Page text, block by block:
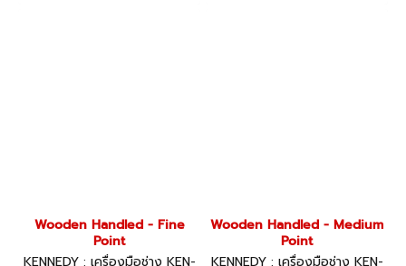
Wooden Handled - Fine
Point
KENNEDY : เครื่องมือช่าง KEN-
Wooden Handled - Medium
Point
KENNEDY : เครื่องมือช่าง KEN-